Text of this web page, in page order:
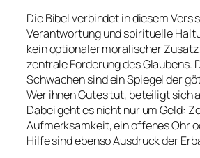
Die Bibel verbindet in diesem Vers
Verantwortung und spirituelle
kein optionaler moralischer
zentrale Forderung des Glaubens.
Schwachen sind ein Spiegel der
Wer ihnen Gutes tut, beteiligt sich
Dabei geht es nicht nur um Geld:
Aufmerksamkeit, ein offenes Ohr
Hilfe sind ebenso Ausdruck der